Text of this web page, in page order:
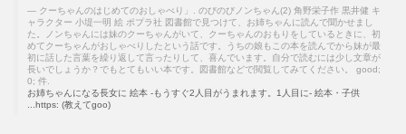
クーちゃんのはじめてのおしゃべり」. のびのびノンちゃん(2) 角野栄子作 黒井健 キ
ャラクター 小堤一明 絵 ポプラ社 図書館で見つけて、お姉ちゃんに読んで聞かせまし
た。ノンちゃんには妹のクーちゃんがいて、クーちゃんのおもりをしているときに、初
めてクーちゃんがおしゃべりしたという話です。うちの娘もこの本を読んでから妹が最
初に話した言葉を繰り返して言ったりして、喜んでいます。自分で読むには少し文章が
長いでしょうか？でもとてもいい本です。図書館などで閲覧してみてください。 good;
0; 件.
お姉ちゃんになる長女に 絵本 -もうすぐ2人目がうまれます。1人目に- 絵本・子供
...https: (教えてgoo)